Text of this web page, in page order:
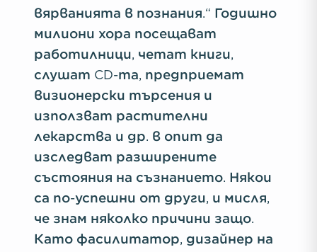
вярванията в познания.“ Годишно
милиони хора посещават
работилници, четат книги,
слушат CD-та, предприемат
визионерски търсения и
използват растителни
лекарства и др. в опит да
изследват разширените
състояния на съзнанието. Някои
са по-успешни от други, и мисля,
че знам няколко причини защо.
Като фасилитатор, дизайнер на